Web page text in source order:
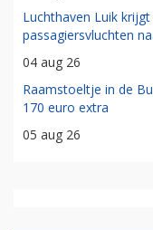
Luchthaven Luik
passagiersvluchten
04 aug 26
Raamstoeltje in de
170 euro extra
05 aug 26